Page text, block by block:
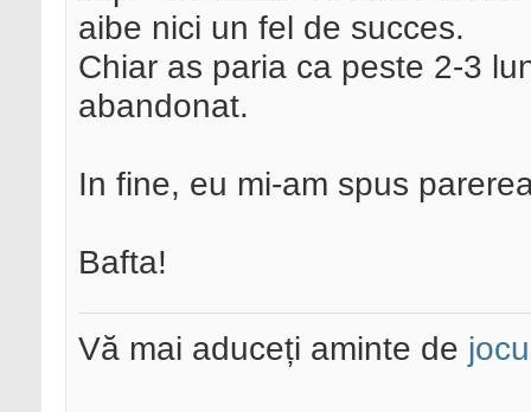
aibe nici un fel de succes.
Chiar as paria ca peste 2-3
abandonat.
In fine, eu mi-am spus
Bafta!
Vă mai aduceți aminte de